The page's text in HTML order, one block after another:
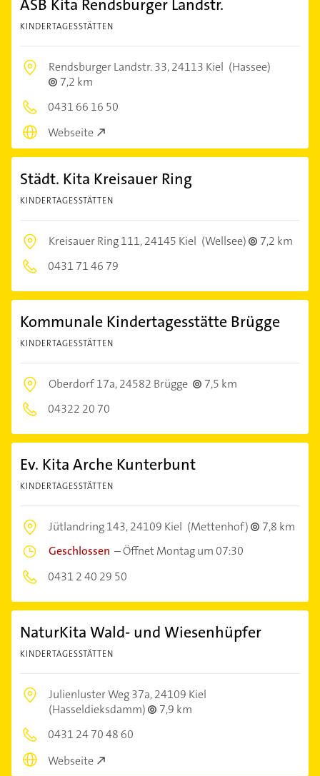
ASB Kita Rendsburger Landstr.
KINDERTAGESSTÄTTEN
Rendsburger Landstr. 33,24113 Kiel (Hassee)
7,2 km
0431 66 16 50
Webseite
Städt. Kita Kreisauer Ring
KINDERTAGESSTÄTTEN
Kreisauer Ring 111,24145 Kiel (Wellsee)
7,2 km
0431 71 46 79
Kommunale Kindertagesstätte Brügge
KINDERTAGESSTÄTTEN
Oberdorf 17a,24582 Brügge
7,5 km
04322 20 70
Ev. Kita Arche Kunterbunt
KINDERTAGESSTÄTTEN
Jütlandring 143,24109 Kiel (Mettenhof)
7,8 km
Geschlossen –Öffnet Montag um 07:30
0431 2 40 29 50
NaturKita Wald- und Wiesenhüpfer
KINDERTAGESSTÄTTEN
Julienluster Weg 37a,24109 Kiel
(Hasseldieksdamm)
7,9 km
0431 24 70 48 60
Webseite